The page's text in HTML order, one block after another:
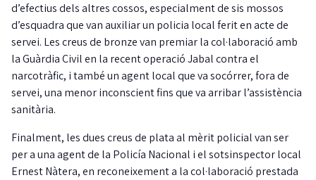
d’efectius dels altres cossos, especialment de sis mossos
d’esquadra que van auxiliar un policia local ferit en acte de
servei. Les creus de bronze van premiar la col·laboració amb
la Guàrdia Civil en la recent operació Jabal contra el
narcotràfic, i també un agent local que va socórrer, fora de
servei, una menor inconscient fins que va arribar l’assistència
sanitària.
Finalment, les dues creus de plata al mèrit policial van ser
per a una agent de la Policía Nacional i el sotsinspector local
Ernest Nàtera, en reconeixement a la col·laboració prestada